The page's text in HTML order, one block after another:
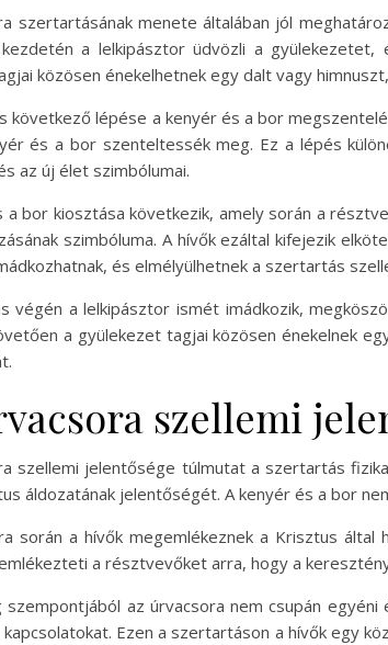
szertartásának menete általában jól
a lelkipásztor üdvözli a
közösen énekelhetnek egy dalt vagy
következő lépése a kenyér és a bor
és a bor szenteltessék meg. Ez a lépés
az új élet szimbólumai.
a bor kiosztása következik, amely során a
szimbóluma. A hívők ezáltal kifejezik
és elmélyülhetnek a szertartás
végén a lelkipásztor ismét imádkozik,
a gyülekezet tagjai közösen énekelnek
szellemi
szellemi jelentősége túlmutat a szertartás
áldozatának jelentőségét. A kenyér és a bor
során a hívők megemlékeznek a Krisztus
a résztvevőket arra, hogy a
szempontjából az úrvacsora nem csupán
Ezen a szertartáson a hívők egy